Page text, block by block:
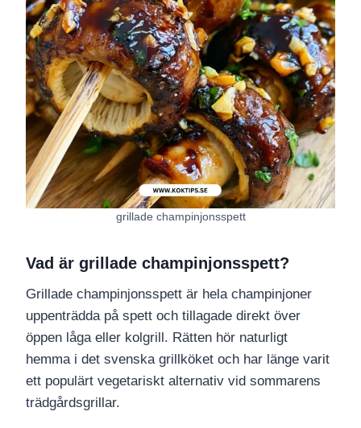
grillade champinjonsspett
Vad är grillade champinjonsspett?
Grillade champinjonsspett är hela champinjoner
uppenträdda på spett och tillagade direkt över
öppen låga eller kolgrill. Rätten hör naturligt
hemma i det svenska grillköket och har länge varit
ett populärt vegetariskt alternativ vid sommarens
trädgårdsgrillar.